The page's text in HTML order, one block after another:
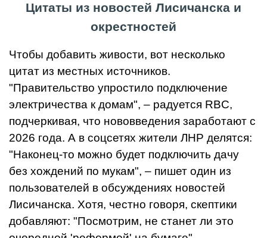
Цитаты из новостей Лисичанска и
окрестностей
Чтобы добавить живости, вот несколько
цитат из местных источников.
"Правительство упростило подключение
электричества к домам", – радуется RBC,
подчеркивая, что нововведения заработают с
2026 года. А в соцсетях жители ЛНР делятся:
"Наконец-то можно будет подключить дачу
без хождений по мукам", – пишет один из
пользователей в обсуждениях новостей
Лисичанска. Хотя, честно говоря, скептики
добавляют: "Посмотрим, не станет ли это